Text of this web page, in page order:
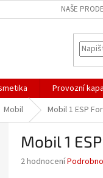
NAŠE
Provozní
Mobil Mobil 1 ESP
Mobil 1
Průměrné
2 hodnocení